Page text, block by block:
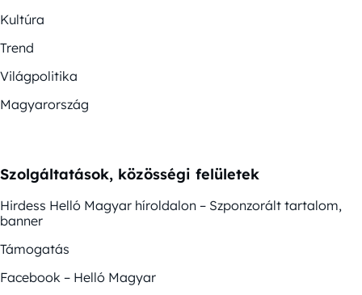
Kultúra
Trend
Világpolitika
Magyarország
Szolgáltatások, közösségi felületek
Hirdess Helló Magyar híroldalon – Szponzorált tartalom,
banner
Támogatás
Facebook – Helló Magyar